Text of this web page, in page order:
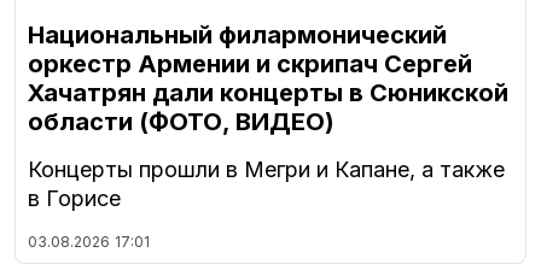
Национальный филармонический
оркестр Армении и скрипач Сергей
Хачатрян дали концерты в Сюникской
области (ФОТО, ВИДЕО)
Концерты прошли в Мегри и Капане, а также
в Горисе
03.08.2026 17:01